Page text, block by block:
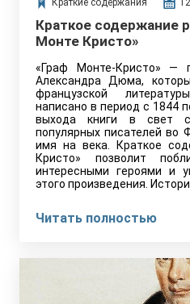
Краткие содержания
Краткое содержание
Монте Кристо»
«Граф Монте-Кристо» —
Александра Дюма,
французской
написано в период с 1844
выхода книги в свет
популярных писателей во
имя на века. Краткое
Кристо» позволит
интересными героями и
этого произведения.
Читать полностью